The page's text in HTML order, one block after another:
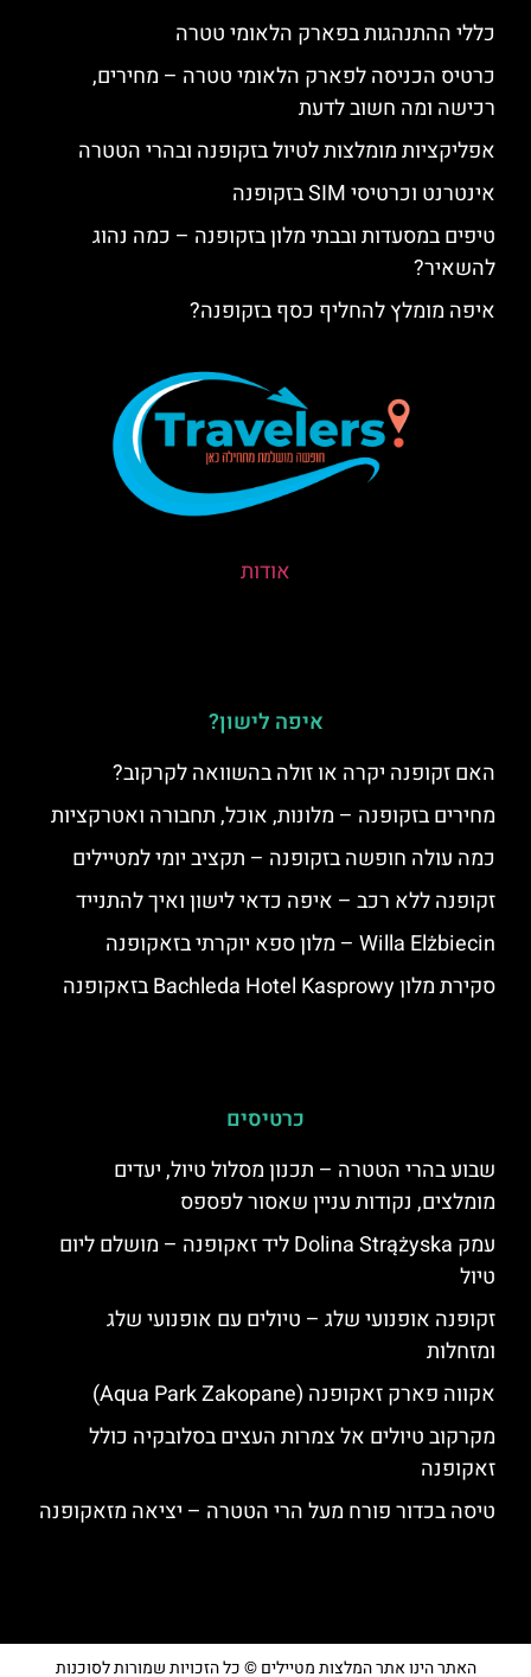
כללי ההתנהגות בפארק הלאומי טטרה
כרטיס הכניסה לפארק הלאומי טטרה – מחירים,
רכישה ומה חשוב לדעת
אפליקציות מומלצות לטיול בזקופנה ובהרי הטטרה
אינטרנט וכרטיסי SIM בזקופנה
טיפים במסעדות ובבתי מלון בזקופנה – כמה נהוג
להשאיר?
איפה מומלץ להחליף כסף בזקופנה?
אודות
איפה לישון?
האם זקופנה יקרה או זולה בהשוואה לקרקוב?
מחירים בזקופנה – מלונות, אוכל, תחבורה ואטרקציות
כמה עולה חופשה בזקופנה – תקציב יומי למטיילים
זקופנה ללא רכב – איפה כדאי לישון ואיך להתנייד
Willa Elżbiecin – מלון ספא יוקרתי בזאקופנה
סקירת מלון Bachleda Hotel Kasprowy בזאקופנה
כרטיסים
שבוע בהרי הטטרה – תכנון מסלול טיול, יעדים
מומלצים, נקודות עניין שאסור לפספס
עמק Dolina Strążyska ליד זאקופנה – מושלם ליום
טיול
זקופנה אופנועי שלג – טיולים עם אופנועי שלג
ומזחלות
אקווה פארק זאקופנה (Aqua Park Zakopane)
מקרקוב טיולים אל צמרות העצים בסלובקיה כולל
זאקופנה
טיסה בכדור פורח מעל הרי הטטרה – יציאה מזאקופנה
האתר הינו אתר המלצות מטיילים © כל הזכויות שמורות לסוכנות